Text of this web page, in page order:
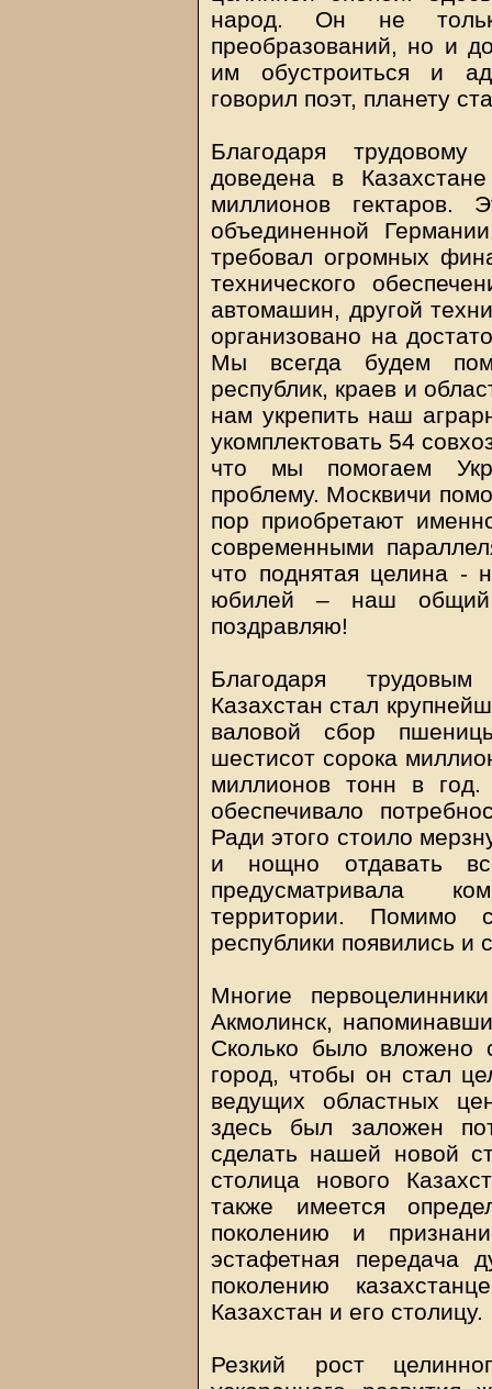
народ. Он не
преобразований, но и
им обустроиться и
говорил поэт, планету
Благодаря
доведена в
миллионов гектаров.
объединенной
требовал огромных
технического
автомашин, другой
организовано на
Мы всегда будем
республик, краев и
нам укрепить наш
укомплектовать 54
что мы помогаем
проблему. Москвичи
пор приобретают
современными
что поднятая целина -
юбилей – наш
поздравляю!
Благодаря трудовым
Казахстан стал
валовой сбор
шестисот сорока
миллионов тонн в год.
обеспечивало
Ради этого стоило
и нощно отдавать
предусматривала
территории. Помимо
республики появились
Многие
Акмолинск,
Сколько было вложено
город, чтобы он стал
ведущих областных
здесь был заложен
сделать нашей новой
столица нового
также имеется
поколению и
эстафетная передача
поколению
Казахстан и его столицу.
Резкий рост